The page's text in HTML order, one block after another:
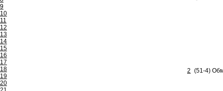
9
10
11
12
13
14
15
16
17
18
19
20
2 (51-4)